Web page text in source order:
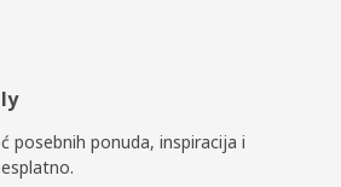
posebnih ponuda, inspiracija i